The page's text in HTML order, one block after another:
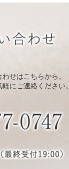
せはこちらから。
にご連絡ください。